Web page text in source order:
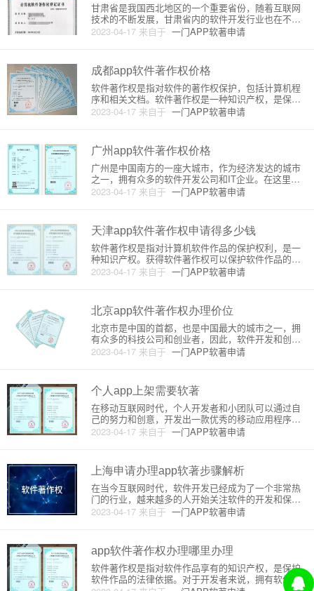
2023-04-17 来自于 一门APP软著申请
甘肃省是我国西北地区的一个重要省份，随着互联网
技术的不断发展，甘肃省内的软件开发行业也在不断
壮大。而对于这些软件开发企业来说，软件著作权的
择找专业的代理机构来代理软
成都app软件著作权价格
2023-04-17 来自于 一门APP软著申请
软件著作权是指对软件的著作权保护，包括计算机程
序和相关文档。软件著作权是一种知识产权，是保护
软件开发者权益的重要手段。在中国，获得软件著作
些影响软件著作权价格的
广州app软件著作权价格
2023-04-17 来自于 一门APP软著申请
广州是中国南方的一座大城市，作为经济发达的城市
之一，拥有众多的软件开发公司和IT企业。在这里，
开发一款软件需要获得软件著作权，那么广州的软件
计算机软件的创作人享有的法
天津app软件著作权申请得多少钱
2023-04-17 来自于 一门APP软著申请
软件著作权是指对计算机软件作品的保护权利，是一
种知识产权。获得软件著作权可以保护软件作品的独
特性和创新性，防止他人抄袭和盗用，同时也可以增
件著作权的费用原理和流程。
北京app软件著作权办理价位
2023-04-17 来自于 一门APP软著申请
北京市是中国的首都，也是中国最大的城市之一，拥
有众多的科技公司和创业者，因此，软件开发和创新
在北京市是非常活跃的。如果您是一位软件开发者或
介绍北京市申请软件著作权的
个人app上架需要软著
2023-04-17 来自于 一门APP软著申请
在移动互联网时代，个人开发者和小团队可以通过自
己的努力和创意，开发出一款优秀的移动应用程序（A
PP），并将其上传到各大应用商店上架。然而，上架
常重要的审核要求。那
上海申请办理app软著步骤解析
2023-04-17 来自于 一门APP软著申请
在当今互联网时代，软件开发已经成为了一个非常热
门的行业，越来越多的人开始关注软件的开发和保
护。软件著作权是保护软件的一种方式，其作用是确
材料在申请软件著作权之
app软件著作权办理哪里办理
软件著作权是指对软件作品享有的知识产权，是保护
软件作品的法律依据。对于开发者来说，拥有软件著